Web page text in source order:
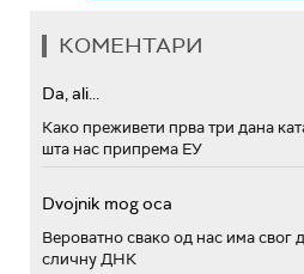
КОМЕНТАРИ
Da, ali...
Како преживети прва три дана
шта нас припрема ЕУ
Dvojnik mog oca
Вероватно свако од нас има свог
сличну ДНК